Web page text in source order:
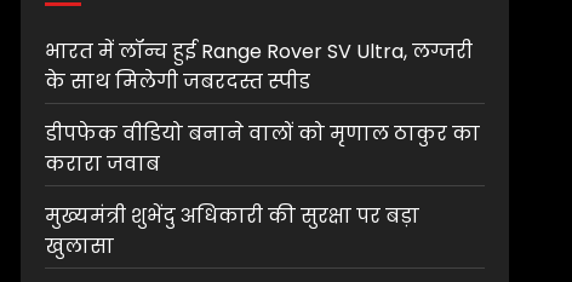
भारत में लॉन्च हुई Range Rover SV Ultra, लग्जरी
के साथ मिलेगी जबरदस्त स्पीड
डीपफेक वीडियो बनाने वालों को मृणाल ठाकुर का
करारा जवाब
मुख्यमंत्री शुभेंदु अधिकारी की सुरक्षा पर बड़ा
खुलासा